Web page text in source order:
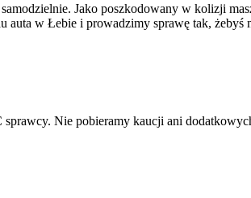
Jako poszkodowany w kolizji
auta w Łebie i prowadzimy sprawę tak,
Nie pobieramy kaucji ani